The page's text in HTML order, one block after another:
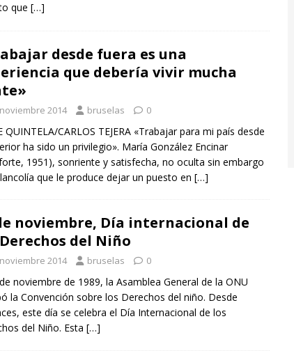
que […]
desde fuera es una
que debería vivir mucha
2014 bruselas 0
QUINTELA/CARLOS TEJERA «Trabajar para mi país desde
ha sido un privilegio». María González Encinar
1951), sonriente y satisfecha, no oculta sin embargo
que le produce dejar un puesto en […]
noviembre, Día internacional de
del Niño
2014 bruselas 0
noviembre de 1989, la Asamblea General de la ONU
la Convención sobre los Derechos del niño. Desde
este día se celebra el Día Internacional de los
del Niño. Esta […]